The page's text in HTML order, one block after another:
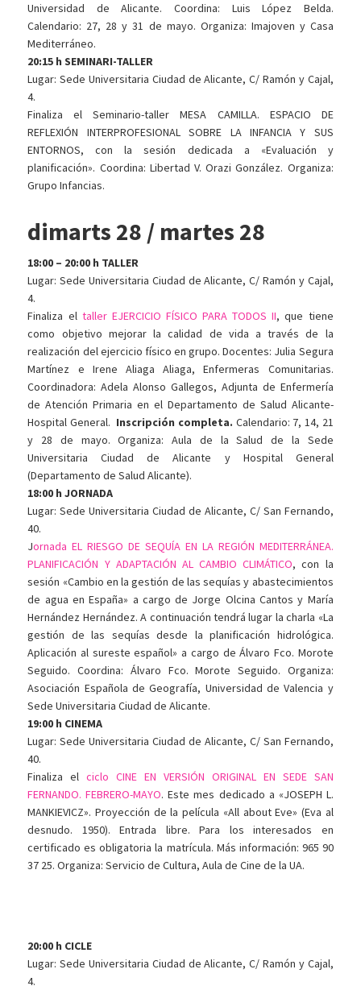
Universidad de Alicante. Coordina: Luis López Belda.
Calendario: 27, 28 y 31 de mayo. Organiza: Imajoven y Casa
Mediterráneo.
20:15 h SEMINARI-TALLER
Lugar: Sede Universitaria Ciudad de Alicante, C/ Ramón y Cajal,
4.
Finaliza el Seminario-taller MESA CAMILLA. ESPACIO DE
REFLEXIÓN INTERPROFESIONAL SOBRE LA INFANCIA Y SUS
ENTORNOS, con la sesión dedicada a «Evaluación y
planificación». Coordina: Libertad V. Orazi González. Organiza:
Grupo Infancias.
dimarts 28 / martes 28
18:00 – 20:00 h TALLER
Lugar: Sede Universitaria Ciudad de Alicante, C/ Ramón y Cajal,
4.
Finaliza el taller EJERCICIO FÍSICO PARA TODOS II, que tiene
como objetivo mejorar la calidad de vida a través de la
realización del ejercicio físico en grupo. Docentes: Julia Segura
Martínez e Irene Aliaga Aliaga, Enfermeras Comunitarias.
Coordinadora: Adela Alonso Gallegos, Adjunta de Enfermería
de Atención Primaria en el Departamento de Salud Alicante-
Hospital General. Inscripción completa. Calendario: 7, 14, 21
y 28 de mayo. Organiza: Aula de la Salud de la Sede
Universitaria Ciudad de Alicante y Hospital General
(Departamento de Salud Alicante).
18:00 h JORNADA
Lugar: Sede Universitaria Ciudad de Alicante, C/ San Fernando,
40.
Jornada EL RIESGO DE SEQUÍA EN LA REGIÓN MEDITERRÁNEA.
PLANIFICACIÓN Y ADAPTACIÓN AL CAMBIO CLIMÁTICO, con la
sesión «Cambio en la gestión de las sequías y abastecimientos
de agua en España» a cargo de Jorge Olcina Cantos y María
Hernández Hernández. A continuación tendrá lugar la charla «La
gestión de las sequías desde la planificación hidrológica.
Aplicación al sureste español» a cargo de Álvaro Fco. Morote
Seguido. Coordina: Álvaro Fco. Morote Seguido. Organiza:
Asociación Española de Geografía, Universidad de Valencia y
Sede Universitaria Ciudad de Alicante.
19:00 h CINEMA
Lugar: Sede Universitaria Ciudad de Alicante, C/ San Fernando,
40.
Finaliza elciclo CINE EN VERSIÓN ORIGINAL EN SEDE SAN
FERNANDO. FEBRERO-MAYO. Este mes dedicado a «JOSEPH L.
MANKIEVICZ». Proyección de la película «All about Eve» (Eva al
desnudo. 1950). Entrada libre. Para los interesados en
certificado es obligatoria la matrícula. Más información: 965 90
37 25. Organiza: Servicio de Cultura, Aula de Cine de la UA.
20:00 h CICLE
Lugar: Sede Universitaria Ciudad de Alicante, C/ Ramón y Cajal,
4.